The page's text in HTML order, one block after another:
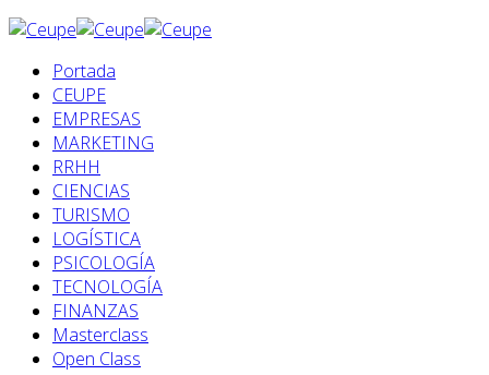
Portada
CEUPE
EMPRESAS
MARKETING
RRHH
CIENCIAS
TURISMO
LOGÍSTICA
PSICOLOGÍA
TECNOLOGÍA
FINANZAS
Masterclass
Open Class